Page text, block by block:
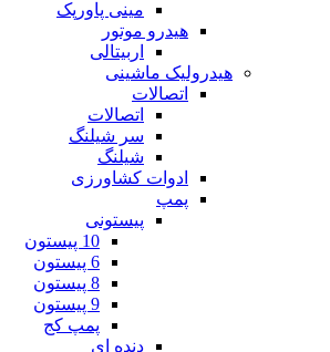
مینی پاورپک
هیدرو موتور
اربیتالی
هیدرولیک ماشینی
اتصالات
اتصالات
سر شیلنگ
شیلنگ
ادوات کشاورزی
پمپ
پیستونی
10 پیستون
6 پیستون
8 پیستون
9 پیستون
پمپ کج
دنده ای